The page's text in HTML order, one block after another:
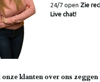
24/7 open Zie
Live chat!
onze klanten over ons zeggen